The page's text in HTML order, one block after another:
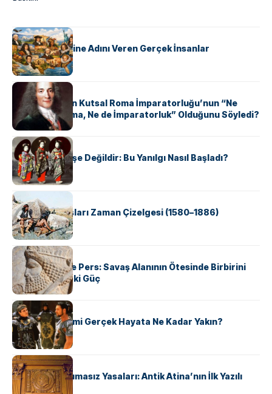
KÜLTÜR
ABD Eyaletlerine Adını Veren Gerçek İnsanlar
KÜLTÜR
Voltaire Neden Kutsal Roma İmparatorluğu’nun “Ne
Kutsal, Ne Roma, Ne de İmparatorluk” Olduğunu Söyledi?
KÜLTÜR
Geyşalar Fahişe Değildir: Bu Yanılgı Nasıl Başladı?
KÜLTÜR
Apache Savaşları Zaman Çizelgesi (1580–1886)
KÜLTÜR
Antik Yunan ve Pers: Savaş Alanının Ötesinde Birbirini
Şekillendiren İki Güç
KÜLTÜR
‘Gladiator’ Filmi Gerçek Hayata Ne Kadar Yakın?
KÜLTÜR
Draco’nun Acımasız Yasaları: Antik Atina’nın İlk Yazılı
Hukuk Kodu